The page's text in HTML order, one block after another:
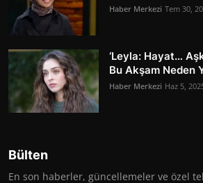
Haber Merkezi Tem 30,
‘Leyla: Hayat…
Bu Akşam Neden
Haber Merkezi Haz 5,
Bülten
En son haberler, güncellemeler ve özel